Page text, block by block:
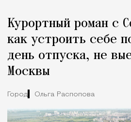
Курортный роман с
как устроить себе
день отпуска, не
Москвы
Город Ольга Распопова